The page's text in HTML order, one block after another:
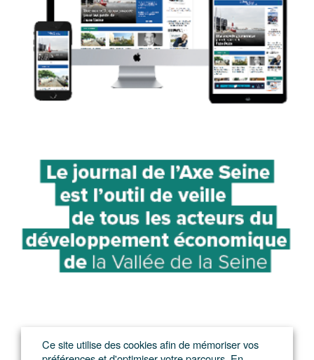
Ce site utilise des cookies afin de mémoriser vos